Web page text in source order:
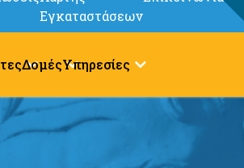
Εγκαταστάσεων
ΔομέςΥπηρεσίες